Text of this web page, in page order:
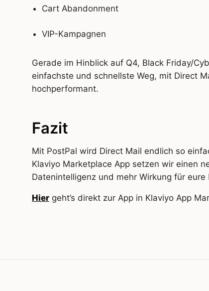
Cart Abandonment
VIP-Kampagnen
Gerade im Hinblick auf Q4, Black Friday/
einfachste und schnellste Weg, mit Direct
hochperformant.
Fazit
Mit PostPal wird Direct Mail endlich so
Klaviyo Marketplace App setzen wir einen
Datenintelligenz und mehr Wirkung für
Hier geht’s direkt zur App in Klaviyo App